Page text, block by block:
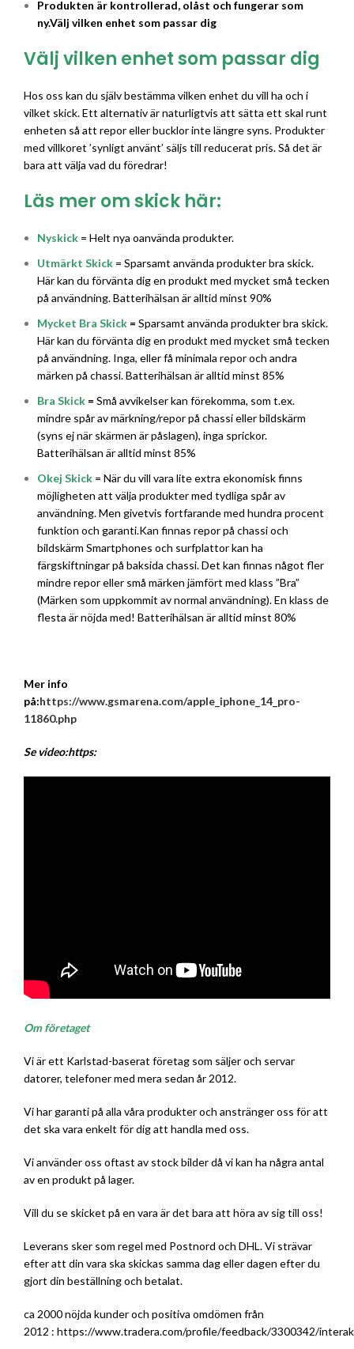
Produkten är kontrollerad, olåst och fungerar som
ny.Välj vilken enhet som passar dig
Välj vilken enhet som passar dig
Hos oss kan du själv bestämma vilken enhet du vill ha och i
vilket skick. Ett alternativ är naturligtvis att sätta ett skal runt
enheten så att repor eller bucklor inte längre syns. Produkter
med villkoret ’synligt använt’ säljs till reducerat pris. Så det är
bara att välja vad du föredrar!
Läs mer om skick här:
Nyskick = Helt nya oanvända produkter.
Utmärkt Skick = Sparsamt använda produkter bra skick.
Här kan du förvänta dig en produkt med mycket små tecken
på användning. Batterihälsan är alltid minst 90%
Mycket Bra Skick = Sparsamt använda produkter bra skick.
Här kan du förvänta dig en produkt med mycket små tecken
på användning. Inga, eller få minimala repor och andra
märken på chassi. Batterihälsan är alltid minst 85%
Bra Skick = Små avvikelser kan förekomma, som t.ex.
mindre spår av märkning/repor på chassi eller bildskärm
(syns ej när skärmen är påslagen), inga sprickor.
Batterihälsan är alltid minst 85%
Okej Skick = När du vill vara lite extra ekonomisk finns
möjligheten att välja produkter med tydliga spår av
användning. Men givetvis fortfarande med hundra procent
funktion och garanti.Kan finnas repor på chassi och
bildskärm Smartphones och surfplattor kan ha
färgskiftningar på baksida chassi. Det kan finnas något fler
mindre repor eller små märken jämfört med klass ”Bra”
(Märken som uppkommit av normal användning). En klass de
flesta är nöjda med! Batterihälsan är alltid minst 80%
Mer info
på:https://www.gsmarena.com/apple_iphone_14_pro-
11860.php
Se video:https:
Om företaget
Vi är ett Karlstad-baserat företag som säljer och servar
datorer, telefoner med mera sedan år 2012.
Vi har garanti på alla våra produkter och anstränger oss för att
det ska vara enkelt för dig att handla med oss.
Vi använder oss oftast av stock bilder då vi kan ha några antal
av en produkt på lager.
Vill du se skicket på en vara är det bara att höra av sig till oss!
Leverans sker som regel med Postnord och DHL. Vi strävar
efter att din vara ska skickas samma dag eller dagen efter du
gjort din beställning och betalat.
ca 2000 nöjda kunder och positiva omdömen från
2012 : https://www.tradera.com/profile/feedback/3300342/